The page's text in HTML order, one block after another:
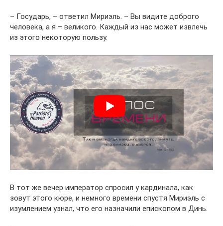
– Государь, – ответил Мириэль. – Вы видите доброго
человека, а я – великого. Каждый из нас может извлечь
из этого некоторую пользу.
В тот же вечер император спросил у кардинала, как
зовут этого кюре, и немного времени спустя Мириэль с
изумлением узнал, что его назначили епископом в Динь.